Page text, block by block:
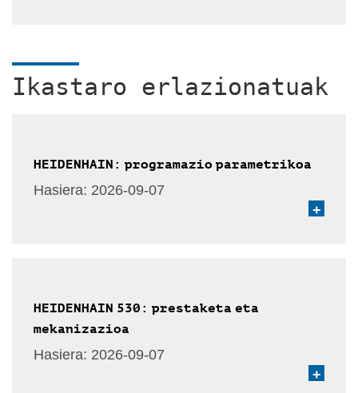
Ikastaro erlazionatuak
HEIDENHAIN: programazio parametrikoa
Hasiera: 2026-09-07
+
HEIDENHAIN 530: prestaketa eta
mekanizazioa
Hasiera: 2026-09-07
+